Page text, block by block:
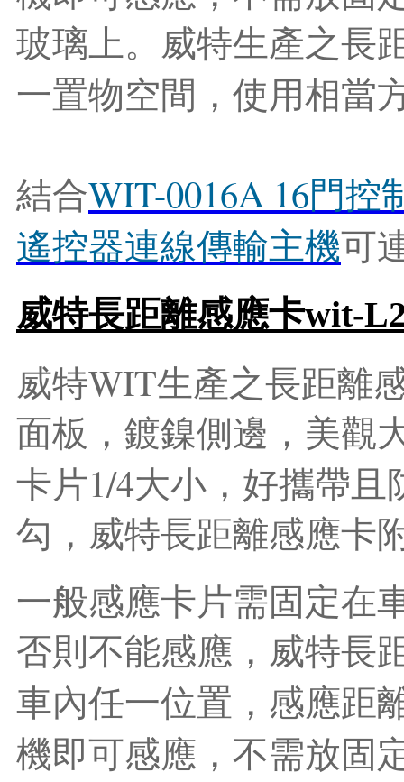
玻璃上。威特生產之長
一置物空間，使用相當
結合WIT-0016A 16門控
遙控器連線傳輸主機可
威特長距離感應卡wit-
威特WIT生產之長距離
面板，鍍鎳側邊，美觀
卡片1/4大小，好攜帶且
勾，威特長距離感應卡
一般感應卡片需固定在
否則不能感應，威特長
車內任一位置，感應距
機即可感應，不需放固